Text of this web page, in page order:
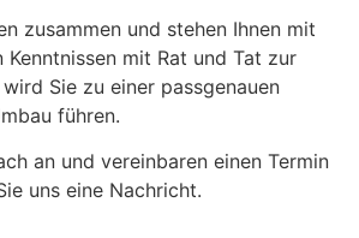
zusammen und stehen Ihnen mit
Kenntnissen mit Rat und Tat zur
Sie zu einer passgenauen
führen.
an und vereinbaren einen Termin
uns eine Nachricht.